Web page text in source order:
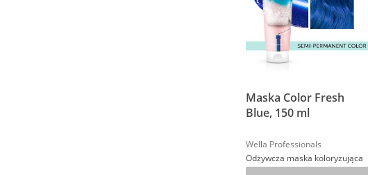
Maska Color Fresh
Blue, 150 ml
Wella Professionals
Odżywcza maska koloryzująca